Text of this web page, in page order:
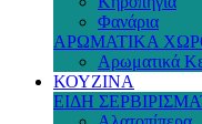
Φανάρια
ΑΡΩΜΑΤΙΚΑ
Αρωματικά
ΚΟΥΖΙΝΑ
ΕΙΔΗ